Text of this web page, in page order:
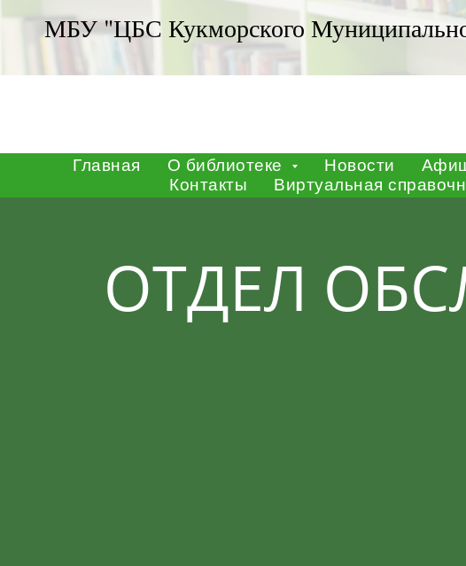
МБУ "ЦБС Кукморского
Главная О библиотеке Новости
Контакты
Виртуальная
Контакты
Виртуальная
ОТДЕЛ